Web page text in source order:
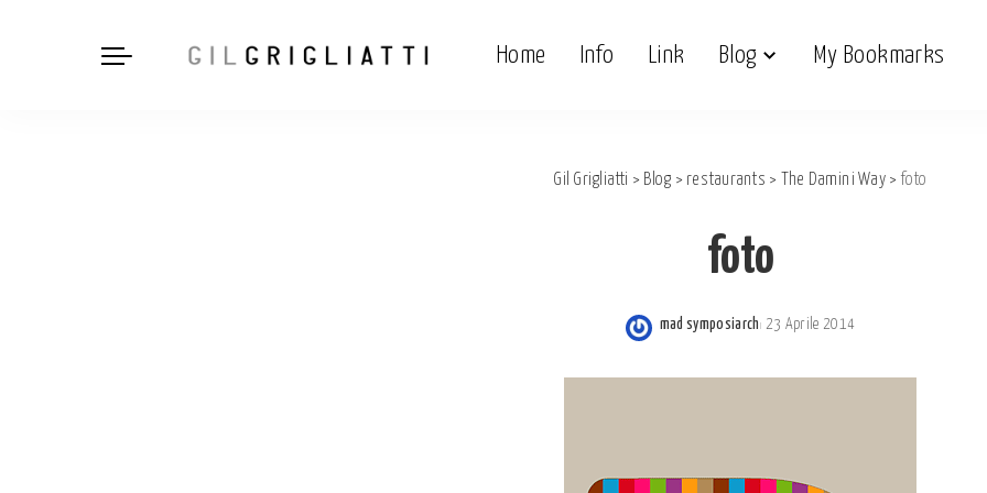
Home Info Link Blog My Bookmarks
Gil Grigliatti > Blog > restaurants > The Damini Way>foto
foto
Posted
mad symposiarch 23 Aprile 2014